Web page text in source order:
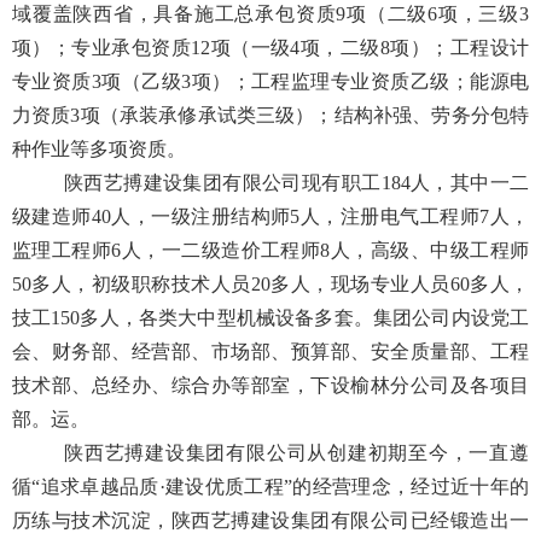
域覆盖陕西省，具备施工总承包资质9项（二级6项，三级3
项）；专业承包资质12项（一级4项，二级8项）；工程设计
专业资质3项（乙级3项）；工程监理专业资质乙级；能源电
力资质3项（承装承修承试类三级）；结构补强、劳务分包特
种作业等多项资质。
陕西艺搏建设集团有限公司现有职工184人，其中一二
级建造师40人，一级注册结构师5人，注册电气工程师7人，
监理工程师6人，一二级造价工程师8人，高级、中级工程师
50多人，初级职称技术人员20多人，现场专业人员60多人，
技工150多人，各类大中型机械设备多套。集团公司内设党工
会、财务部、经营部、市场部、预算部、安全质量部、工程
技术部、总经办、综合办等部室，下设榆林分公司及各项目
部。运。
陕西艺搏建设集团有限公司从创建初期至今，一直遵
循“追求卓越品质·建设优质工程”的经营理念，经过近十年的
历练与技术沉淀，陕西艺搏建设集团有限公司已经锻造出一